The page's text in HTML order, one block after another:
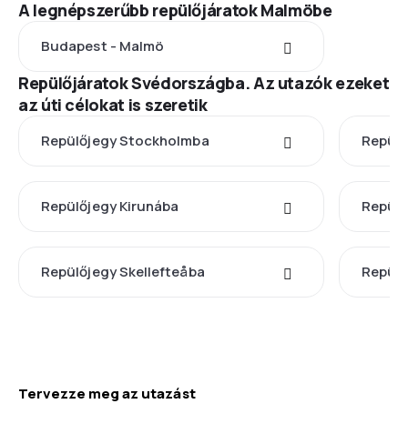
A legnépszerűbb repülőjáratok Malmöbe
Budapest - Malmö
Repülőjáratok Svédországba. Az utazók ezeket
az úti célokat is szeretik
Repülőjegy Stockholmba
Repülőjegy Kirunába
Repülőjegy Skellefteåba
Tervezze meg az utazást